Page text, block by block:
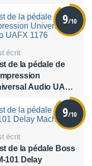
Machine
9/10
écrit
de la pédale de
Audio UAFX
9/10
écrit
de la pédale Boss
101 Delay